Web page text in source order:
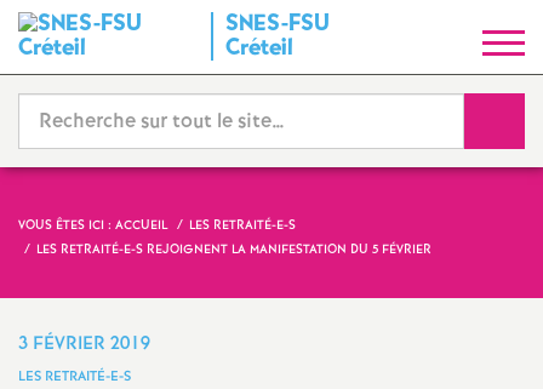
SNES-FSU
Créteil
y
n
d
i
VOUS ÊTES ICI : ACCUEIL
LES RETRAITÉ-E-S
LES RETRAITÉ-E-S REJOIGNENT LA MANIFESTATION DU 5 FÉVRIER
3 FÉVRIER 2019
LES RETRAITÉ-E-S